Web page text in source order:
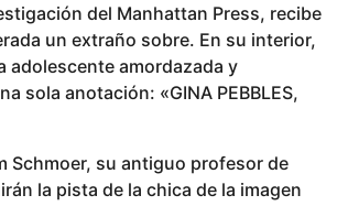
del Manhattan Press, recibe
un extraño sobre. En su interior,
adolescente amordazada y
sola anotación: «GINA PEBBLES,
Schmoer, su antiguo profesor de
la pista de la chica de la imagen